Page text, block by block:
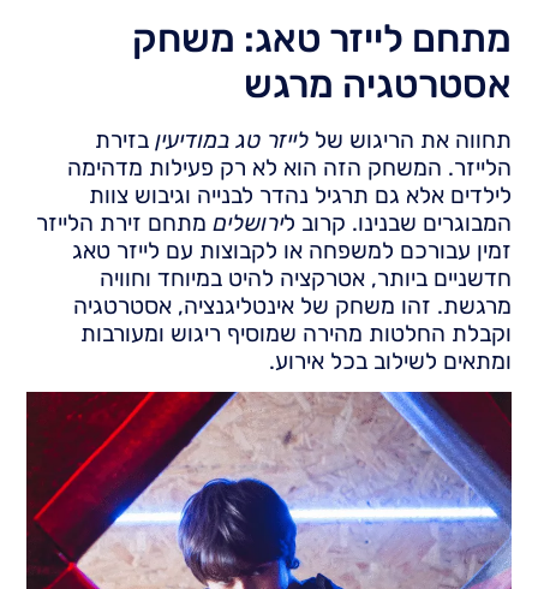
מתחם לייזר טאג: משחק
אסטרטגיה מרגש
תחווה את הריגוש שללייזר טג במודיעין בזירת
הלייזר. המשחק הזה הוא לא רק פעילות מדהימה
לילדים אלא גם תרגיל נהדר לבנייה וגיבוש צוות
המבוגרים שבנינו. קרוב לירושלים מתחם זירת הלייזר
זמין עבורכם למשפחה או לקבוצות עם לייזר טאג
חדשניים ביותר, אטרקציה להיט במיוחד וחוויה
מרגשת. זהו משחק של אינטליגנציה, אסטרטגיה
וקבלת החלטות מהירה שמוסיף ריגוש ומעורבות
ומתאים לשילוב בכל אירוע.